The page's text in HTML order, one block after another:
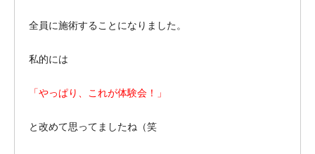
全員に施術することになりました。
私的には
「やっぱり、これが体験会！」
と改めて思ってましたね（笑